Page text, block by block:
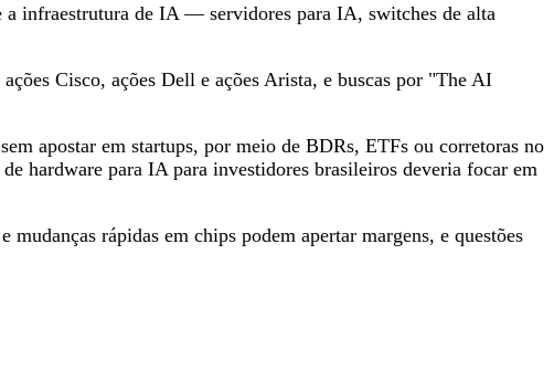
a infraestrutura de IA — servidores para IA, switches de alta
Cisco, ações Dell e ações Arista, e buscas por "The AI
apostar em startups, por meio de BDRs, ETFs ou corretoras no
hardware para IA para investidores brasileiros deveria focar em
rápidas em chips podem apertar margens, e questões